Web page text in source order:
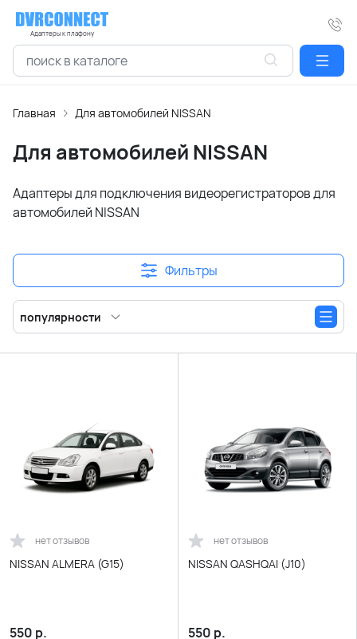
Адаптеры к плафону
Главная Для автомобилей NISSAN
Для автомобилей NISSAN
Адаптеры для подключения видеорегистраторов для
автомобилей NISSAN
Фильтры
популярности
нет отзывов
NISSAN ALMERA (G15)
550 р.
нет отзывов
NISSAN QASHQAI (J10)
550 р.